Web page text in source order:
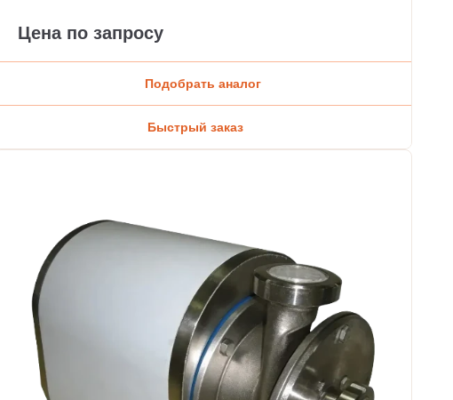
Цена по запросу
Подобрать аналог
Быстрый заказ